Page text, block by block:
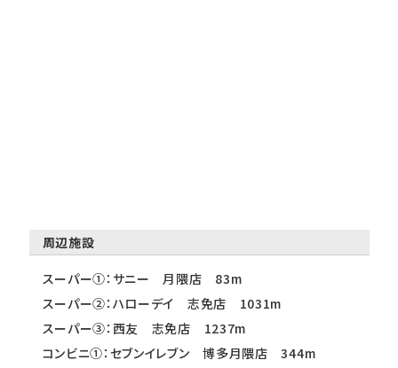
周辺施設
スーパー①：サニー 月隈店 83m
スーパー②：ハローデイ 志免店 1031m
スーパー③：西友 志免店 1237m
コンビニ①：セブンイレブン 博多月隈店 344m